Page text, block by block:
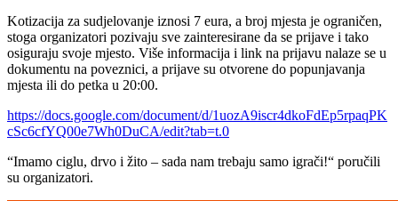
Kotizacija za sudjelovanje iznosi 7 eura, a broj mjesta je ograničen,
stoga organizatori pozivaju sve zainteresirane da se prijave i tako
osiguraju svoje mjesto. Više informacija i link na prijavu nalaze se u
dokumentu na poveznici, a prijave su otvorene do popunjavanja
mjesta ili do petka u 20:00.
https://docs.google.com/document/d/1uozA9iscr4dkoFdEp5rpaqPK
cSc6cfYQ00e7Wh0DuCA/edit?tab=t.0
“Imamo ciglu, drvo i žito – sada nam trebaju samo igrači!“ poručili
su organizatori.